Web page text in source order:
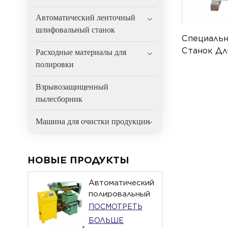
Автоматический ленточный
шлифовальный станок
Расходные материалы для
полировки
Взрывозащищенный
пылесборник
Машина для очистки продукции
НОВЫЕ ПРОДУКТЫ
Автоматический
полировальный
станок с
поворотным
ПОСМОТРЕТЬ
БОЛЬШЕ
Станок